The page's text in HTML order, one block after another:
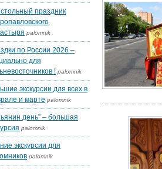
праздник
palomnik
по России 2026 –
для
! palomnik
экскурсии для всех в
и марте palomnik
день” – большая
palomnik
экскурсии для
palomnik